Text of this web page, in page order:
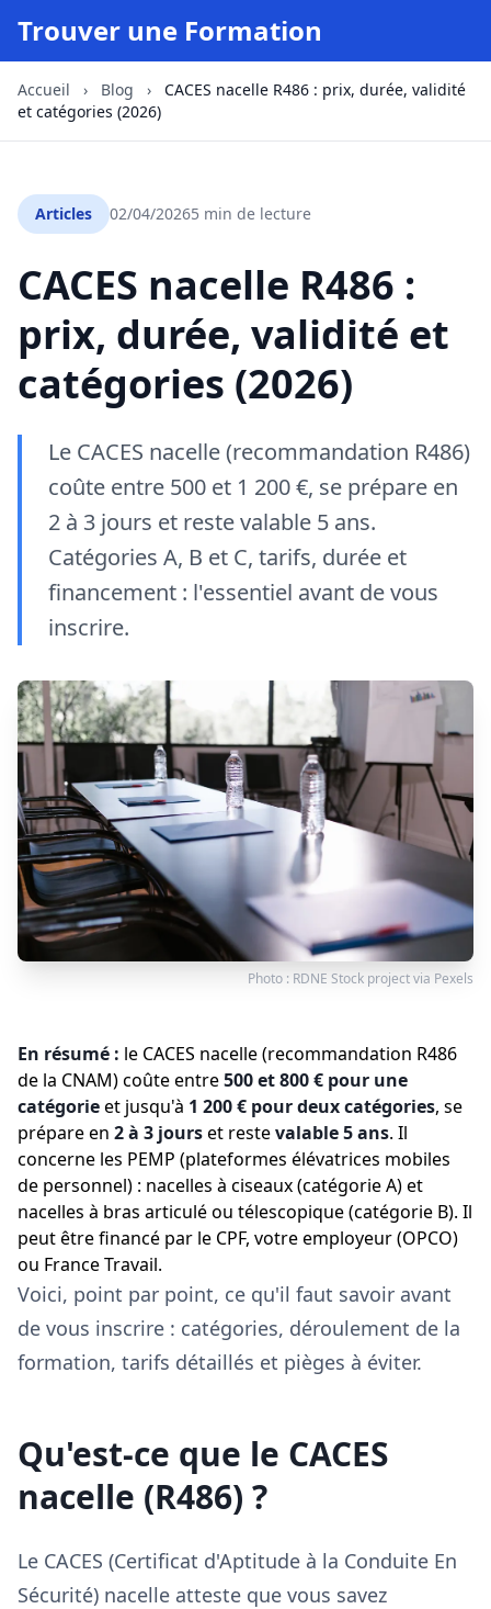
Trouver une Formation
Accueil › Blog ›
CACES nacelle R486 : prix, durée, validité
et catégories (2026)
Articles 02/04/20265 min de lecture
CACES nacelle R486 :
prix, durée, validité et
catégories (2026)
Le CACES nacelle (recommandation R486)
coûte entre 500 et 1 200 €, se prépare en
2 à 3 jours et reste valable 5 ans.
Catégories A, B et C, tarifs, durée et
financement : l'essentiel avant de vous
inscrire.
Photo : RDNE Stock projectvia Pexels
En résumé : le CACES nacelle (recommandation R486
de la CNAM) coûte entre500 et 800 € pour une
catégorieet jusqu'à 1 200 € pour deux catégories, se
prépare en 2 à 3 jourset restevalable 5 ans. Il
concerne les PEMP (plateformes élévatrices mobiles
de personnel) : nacelles à ciseaux (catégorie A) et
nacelles à bras articulé ou télescopique (catégorie B). Il
peut être financé par le CPF, votre employeur (OPCO)
ou France Travail.
Voici, point par point, ce qu'il faut savoir avant
de vous inscrire : catégories, déroulement de la
formation, tarifs détaillés et pièges à éviter.
Qu'est-ce que le CACES
nacelle (R486) ?
Le CACES (Certificat d'Aptitude à la Conduite En
Sécurité) nacelle atteste que vous savez